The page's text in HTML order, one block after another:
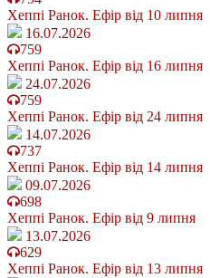
Хеппі Ранок. Ефір від 10 липня
16.07.2026
759
Хеппі Ранок. Ефір від 16 липня
24.07.2026
759
Хеппі Ранок. Ефір від 24 липня
14.07.2026
737
Хеппі Ранок. Ефір від 14 липня
09.07.2026
698
Хеппі Ранок. Ефір від 9 липня
13.07.2026
629
Хеппі Ранок. Ефір від 13 липня